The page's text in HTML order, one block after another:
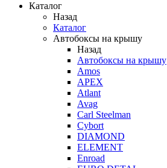
Каталог
Назад
Каталог
Автобоксы на крышу
Назад
Автобоксы на крышу
Amos
APEX
Atlant
Avag
Carl Steelman
Cybort
DIAMOND
ELEMENT
Enroad